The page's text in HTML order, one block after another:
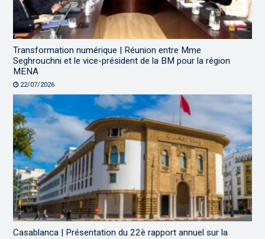
Transformation numérique | Réunion entre Mme
Seghrouchni et le vice-président de la BM pour la région
MENA
22/07/2026
Casablanca | Présentation du 22è rapport annuel sur la